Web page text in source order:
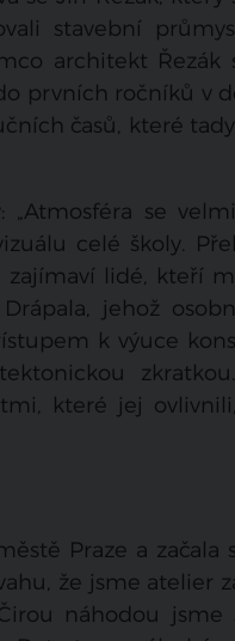
stavební
architekt Řezák
prvních ročníků v
časů, které tady
„Atmosféra se
celé školy.
lidé, kteří
jehož
k výuce
které jej
Praze a začala
že jsme atelier
náhodou